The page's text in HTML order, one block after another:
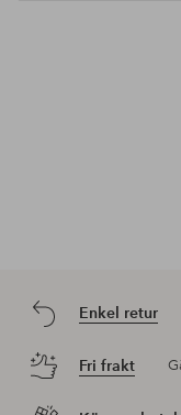
Enkel retur
Fri frakt